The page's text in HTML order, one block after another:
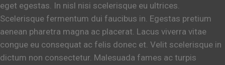
eget egestas. In nisl nisi scelerisque eu ultrices.
Scelerisque fermentum dui faucibus in. Egestas pretium
aenean pharetra magna ac placerat. Lacus viverra vitae
congue eu consequat ac felis donec et. Velit scelerisque in
dictum non consectetur. Malesuada fames ac turpis